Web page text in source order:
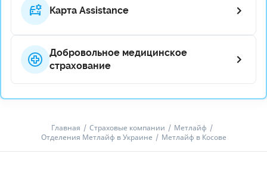
Карта Assistance
Добровольное медицинское
страхование
Главная Страховые компании
Метлайф
Отделения Метлайф в Украине
Метлайф в Косове